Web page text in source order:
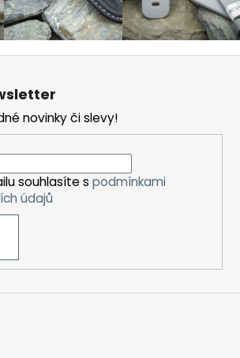
novinky či slevy!
souhlasíte s podmínkami
údajů